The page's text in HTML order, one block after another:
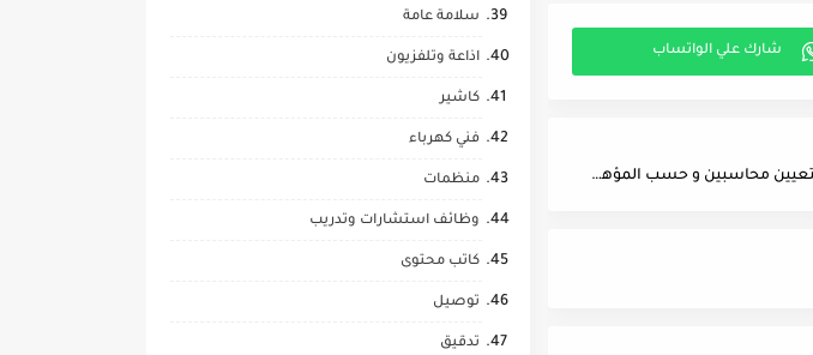
ترغب شركة طيران اردنية بتعيين محاسبين و حسب المؤهلات التالية
سلامة عامة
اذاعة وتلفزيون
كاشير
فني كهرباء
منظمات
وظائف استشارات وتدريب
كاتب محتوى
توصيل
تدقيق